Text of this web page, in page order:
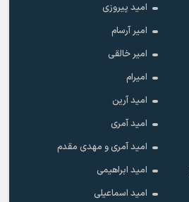
امید پیروزی
امیر آرسام
امیر خالقى
امیرام
امید آرین
امید آمری
امید آمری و مهدی مقدم
امید ابراهیمی
امید اسماعیلی